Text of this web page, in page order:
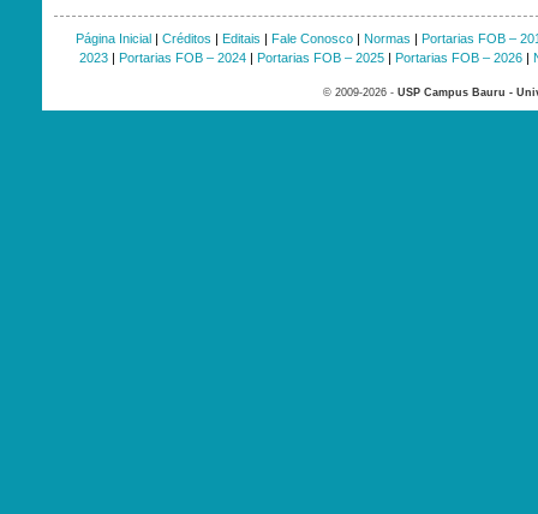
Página Inicial| Créditos | Editais | Fale Conosco| Normas | Portarias FOB –
2023| Portarias FOB – 2024| Portarias FOB – 2025| Portarias FOB – 2026|
© 2009-2026 - USP Campus Bauru -